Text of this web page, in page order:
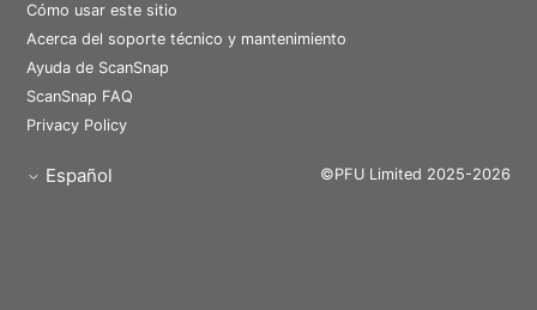
Cómo usar este sitio
Acerca del soporte técnico y mantenimiento
Ayuda de ScanSnap
ScanSnap FAQ
Privacy Policy
Español ©PFU Limited 2025-2026